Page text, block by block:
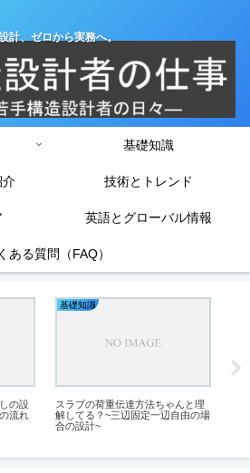
計、ゼロから実務へ。
基礎知識
介 技術とトレンド
英語とグローバル情報
ある質問（FAQ）
の設
流れ
基礎知識
スラブの荷重伝達方法ちゃんと理
解してる？~三辺固定一辺自由の場
合の設計~